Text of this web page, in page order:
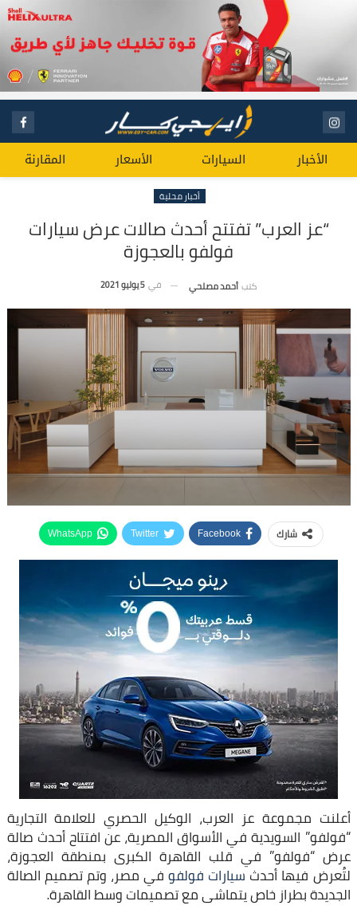
الأخبار السيارات الأسعار المقارنة
أخبار محلية
“عز العرب” تفتتح أحدث صالات عرض سيارات
فولفو بالعجوزة
كتب أحمد مصلحي في 5 يوليو 2021
شارك Facebook
Twitter
WhatsApp
أعلنت مجموعة عز العرب، الوكيل الحصري للعلامة التجارية
“فولفو” السويدية في الأسواق المصرية، عن افتتاح أحدث صالة
عرض “فولفو” في قلب القاهرة الكبرى بمنطقة العجوزة،
لتُعرض فيها أحدثسيارات فولفوفي مصر، وتم تصميم الصالة
الجديدة بطراز خاص يتماشى مع تصميمات وسط القاهرة.